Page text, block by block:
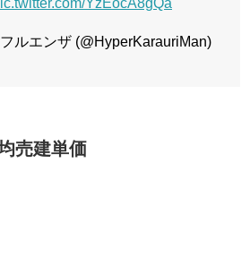
YzEocA8gQa
ルエンザ (@HyperKarauriMan)
売建単価